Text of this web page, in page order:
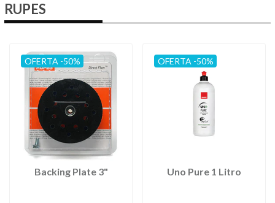
RUPES
OFERTA -50%
Backing Plate 3"
OFERTA -50%
Uno Pure 1 Litro